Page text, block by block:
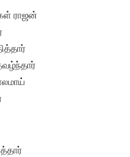
ராஜன்